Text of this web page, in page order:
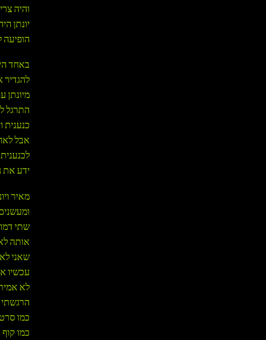
והיה
יונתן
הופיעה
באחד
להגדיר
מיונתן
התרגל
אבל
ידע את
מאיר
שתי
אותה
שאני
עכשיו
לא
כמו
כמו